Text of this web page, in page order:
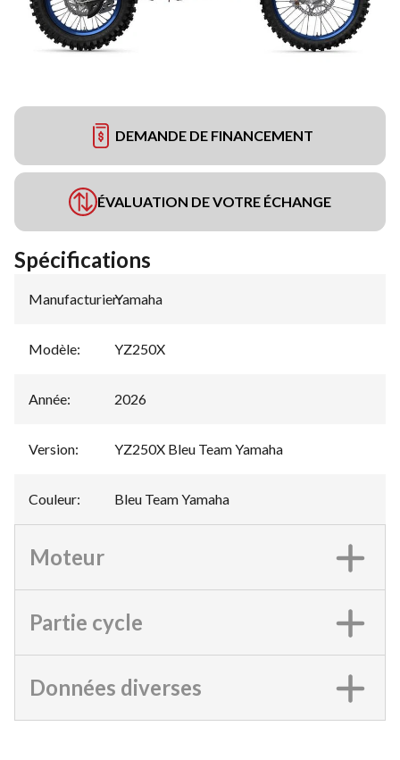
DEMANDE DE FINANCEMENT
ÉVALUATION DE VOTRE ÉCHANGE
Spécifications
Manufacturier:
Yamaha
Modèle: YZ250X
Année: 2026
Version: YZ250X Bleu Team Yamaha
Couleur: Bleu Team Yamaha
Moteur
Partie cycle
Données diverses